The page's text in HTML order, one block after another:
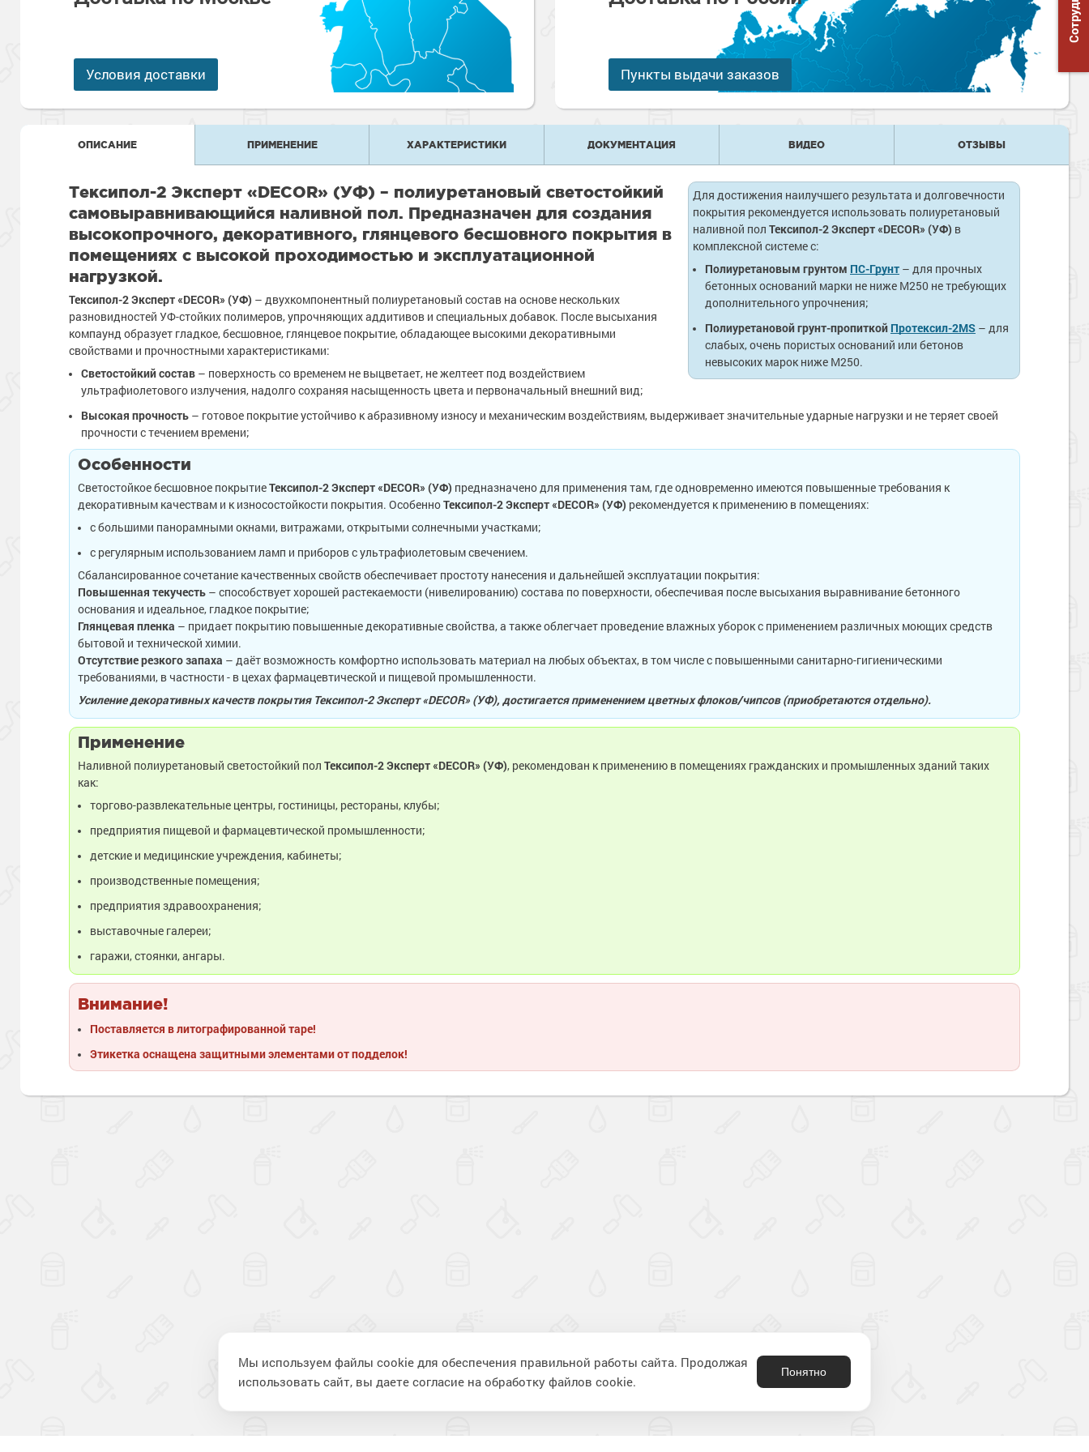
Сопутствующие товары
Промышленные
металлоконструкции
Промышленное оборудование
покрытия для металла
Промышленные стены
Сопутствующие товары
Алюминиевые краски
Сопутствующие товары
Морозостойкие краски для
бетонных полов
Морозостойкие краски для
Морозостойкие краски для
фасада
Сопутствующие товары
Условия доставки Пункты выдачи заказов
ОПИСАНИЕ ПРИМЕНЕНИЕ ХАРАКТЕРИСТИКИ ДОКУМЕНТАЦИЯ ВИДЕО ОТЗЫВЫ
Для достижения наилучшего результата и долговечности
покрытия рекомендуется использовать полиуретановый
наливной пол Тексипол-2 Эксперт «DECOR» (УФ) в
комплексной системе с:
Полиуретановым грунтом ПС-Грунт – для прочных
бетонных оснований марки не ниже М250 не требующих
дополнительного упрочнения;
Полиуретановой грунт-пропиткой Протексил-2MS – для
слабых, очень пористых оснований или бетонов
невысоких марок ниже М250.
Тексипол-2 Эксперт «DECOR» (УФ) – полиуретановый светостойкий
самовыравнивающийся наливной пол. Предназначен для создания
высокопрочного, декоративного, глянцевого бесшовного покрытия в
помещениях с высокой проходимостью и эксплуатационной
нагрузкой.
Тексипол-2 Эксперт «DECOR» (УФ) – двухкомпонентный полиуретановый состав на основе нескольких
разновидностей УФ-стойких полимеров, упрочняющих аддитивов и специальных добавок. После высыхания
компаунд образует гладкое, бесшовное, глянцевое покрытие, обладающее высокими декоративными
свойствами и прочностными характеристиками:
Светостойкий состав – поверхность со временем не выцветает, не желтеет под воздействием
ультрафиолетового излучения, надолго сохраняя насыщенность цвета и первоначальный внешний вид;
Высокая прочность – готовое покрытие устойчиво к абразивному износу и механическим воздействиям, выдерживает значительные ударные нагрузки и не теряет своей
прочности с течением времени;
Особенности
Светостойкое бесшовное покрытиеТексипол-2 Эксперт «DECOR» (УФ) предназначено для применения там, где одновременно имеются повышенные требования к
декоративным качествам и к износостойкости покрытия. ОсобенноТексипол-2 Эксперт «DECOR» (УФ) рекомендуется к применению в помещениях:
с большими панорамными окнами, витражами, открытыми солнечными участками;
с регулярным использованием ламп и приборов с ультрафиолетовым свечением.
Сбалансированное сочетание качественных свойств обеспечивает простоту нанесения и дальнейшей эксплуатации покрытия:
Повышенная текучесть – способствует хорошей растекаемости (нивелированию) состава по поверхности, обеспечивая после высыхания выравнивание бетонного
основания и идеальное, гладкое покрытие;
Глянцевая пленка – придает покрытию повышенные декоративные свойства, а также облегчает проведение влажных уборок с применением различных моющих средств
бытовой и технической химии.
Отсутствие резкого запаха – даёт возможность комфортно использовать материал на любых объектах, в том числе с повышенными санитарно-гигиеническими
требованиями, в частности - в цехах фармацевтической и пищевой промышленности.
Усиление декоративных качеств покрытия Тексипол-2 Эксперт «DECOR» (УФ), достигается применением цветных флоков/чипсов (приобретаются отдельно).
Применение
Наливной полиуретановый светостойкий пол Тексипол-2 Эксперт «DECOR» (УФ), рекомендован к применению в помещениях гражданских и промышленных зданий таких
как:
торгово-развлекательные центры, гостиницы, рестораны, клубы;
предприятия пищевой и фармацевтической промышленности;
детские и медицинские учреждения, кабинеты;
производственные помещения;
предприятия здравоохранения;
выставочные галереи;
гаражи, стоянки, ангары.
Внимание!
Поставляется в литографированной таре!
Этикетка оснащена защитными элементами от подделок!
Мы используем файлы cookie для обеспечения правильной работы сайта. Продолжая
использовать сайт, вы даете согласие на обработку файлов cookie.
Понятно